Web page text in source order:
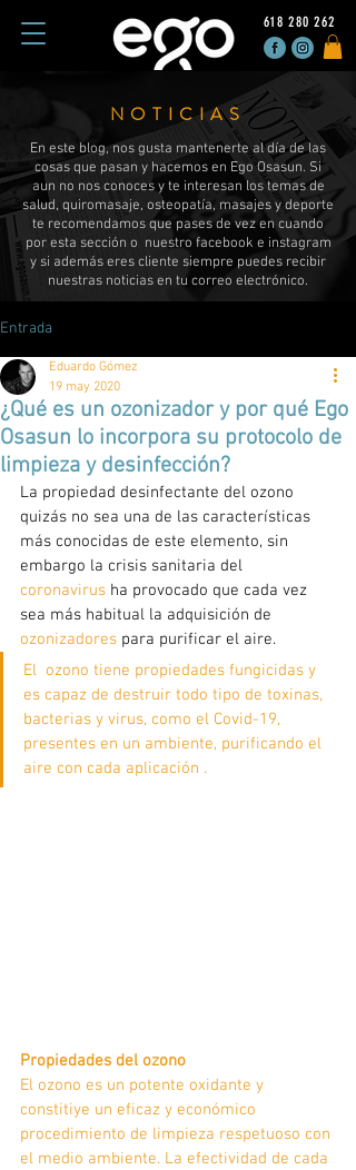
618 280 262
NOTICIAS
En este blog, nos gusta mantenerte al día de las
cosas que pasan y hacemos en Ego Osasun. Si
aun no nos conoces y te interesan los temas de
salud, quiromasaje, osteopatía, masajes y deporte
te recomendamos que pases de vez en cuando
por esta sección o nuestro facebook e instagram
y si además eres cliente siempre puedes recibir
nuestras noticias en tu correo electrónico.
Entrada
¿Qué es un ozonizador y por qué Ego
Osasun lo incorpora su protocolo de
limpieza y desinfección?
Eduardo Gómez
19 may 2020
La propiedad desinfectante del ozono
quizás no sea una de las características
más conocidas de este elemento, sin
embargo la crisis sanitaria del
coronavirus ha provocado que cada vez
sea más habitual la adquisición de
ozonizadores para purificar el aire.
El  ozono tiene propiedades fungicidas y
es capaz de destruir todo tipo de toxinas,
bacterias y virus, como el Covid-19,
presentes en un ambiente, purificando el
aire con cada aplicación .
Propiedades del ozono
El ozono es un potente oxidante y
constitiye un eficaz y económico
procedimiento de limpieza respetuoso con
el medio ambiente. La efectividad de cada